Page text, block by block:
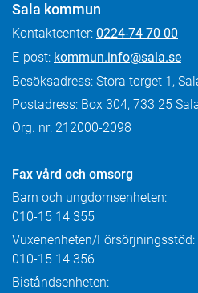
Sala kommun
Kontaktcenter: 0224-74 70 00
E-post: kommun.info@sala.se
Besöksadress: Stora torget 1,
Postadress: Box 304, 733 25
Org. nr: 212000-2098
Fax vård och omsorg
Barn och ungdomsenheten:
010-15 14 355
Vuxenenheten/Försörjningsstöd:
010-15 14 356
Biståndsenheten: